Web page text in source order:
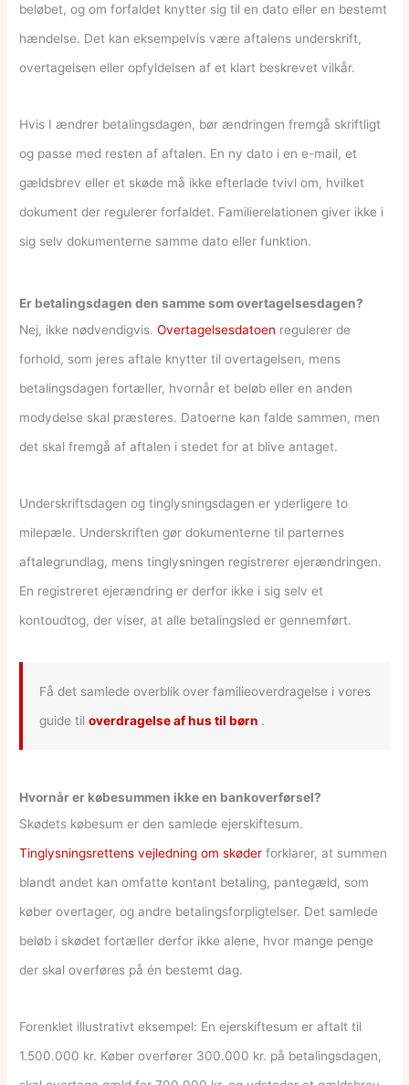
beløbet, og om forfaldet knytter sig til en dato eller en bestemt
hændelse. Det kan eksempelvis være aftalens underskrift,
overtagelsen eller opfyldelsen af et klart beskrevet vilkår.
Hvis I ændrer betalingsdagen, bør ændringen fremgå skriftligt
og passe med resten af aftalen. En ny dato i en e-mail, et
gældsbrev eller et skøde må ikke efterlade tvivl om, hvilket
dokument der regulerer forfaldet. Familierelationen giver ikke i
sig selv dokumenterne samme dato eller funktion.
Er betalingsdagen den samme som overtagelsesdagen?
Nej, ikke nødvendigvis.Overtagelsesdatoen regulerer de
forhold, som jeres aftale knytter til overtagelsen, mens
betalingsdagen fortæller, hvornår et beløb eller en anden
modydelse skal præsteres. Datoerne kan falde sammen, men
det skal fremgå af aftalen i stedet for at blive antaget.
Underskriftsdagen og tinglysningsdagen er yderligere to
milepæle. Underskriften gør dokumenterne til parternes
aftalegrundlag, mens tinglysningen registrerer ejerændringen.
En registreret ejerændring er derfor ikke i sig selv et
kontoudtog, der viser, at alle betalingsled er gennemført.
Få det samlede overblik over familieoverdragelse i vores
guide tiloverdragelse af hus til børn .
Hvornår er købesummen ikke en bankoverførsel?
Skødets købesum er den samlede ejerskiftesum.
Tinglysningsrettens vejledning om skøder forklarer, at summen
blandt andet kan omfatte kontant betaling, pantegæld, som
køber overtager, og andre betalingsforpligtelser. Det samlede
beløb i skødet fortæller derfor ikke alene, hvor mange penge
der skal overføres på én bestemt dag.
Forenklet illustrativt eksempel: En ejerskiftesum er aftalt til
1.500.000 kr. Køber overfører 300.000 kr. på betalingsdagen,